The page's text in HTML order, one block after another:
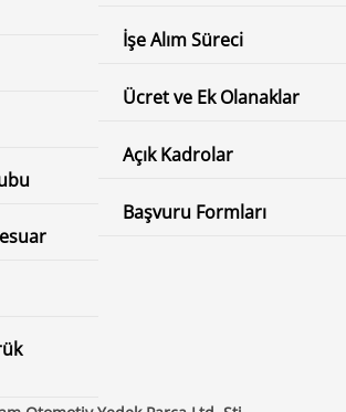
İşe Alım Süreci
Ücret ve Ek Olanaklar
Açık Kadrolar
Başvuru Formları